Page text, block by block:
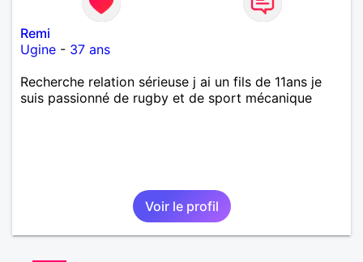
Remi
Ugine - 37 ans
Recherche relation sérieuse j ai un fils de 11ans je
suis passionné de rugby et de sport mécanique
Voir le profil